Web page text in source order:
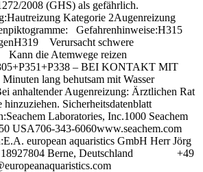
2008 (GHS) als gefährlich.
Kategorie 2Augenreizung
Gefahrenhinweise:H315
Verursacht schwere
die Atemwege reizen
– BEI KONTAKT MIT
lang behutsam mit Wasser
anhaltender Augenreizung: Ärztlichen Rat
Sicherheitsdatenblatt
Laboratories, Inc.1000 Seachem
USA706-343-6060www.seachem.com
european aquaristics GmbH Herr Jörg
18927804 Berne, Deutschland +49